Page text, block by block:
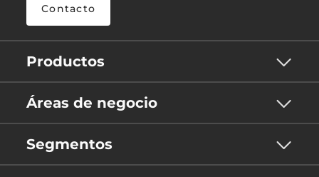
Contacto
Productos
Áreas de negocio
Segmentos